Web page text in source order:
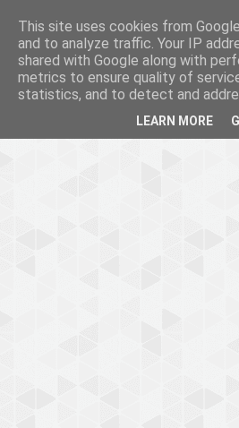
This site uses cookies from
and to analyze traffic. Your IP
shared with Google along with
metrics to ensure quality of
statistics, and to detect and
LEARN MORE